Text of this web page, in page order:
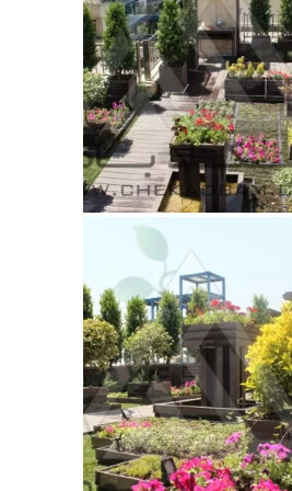
مقالات
تماس با دفتر مرکزی
درباره ما